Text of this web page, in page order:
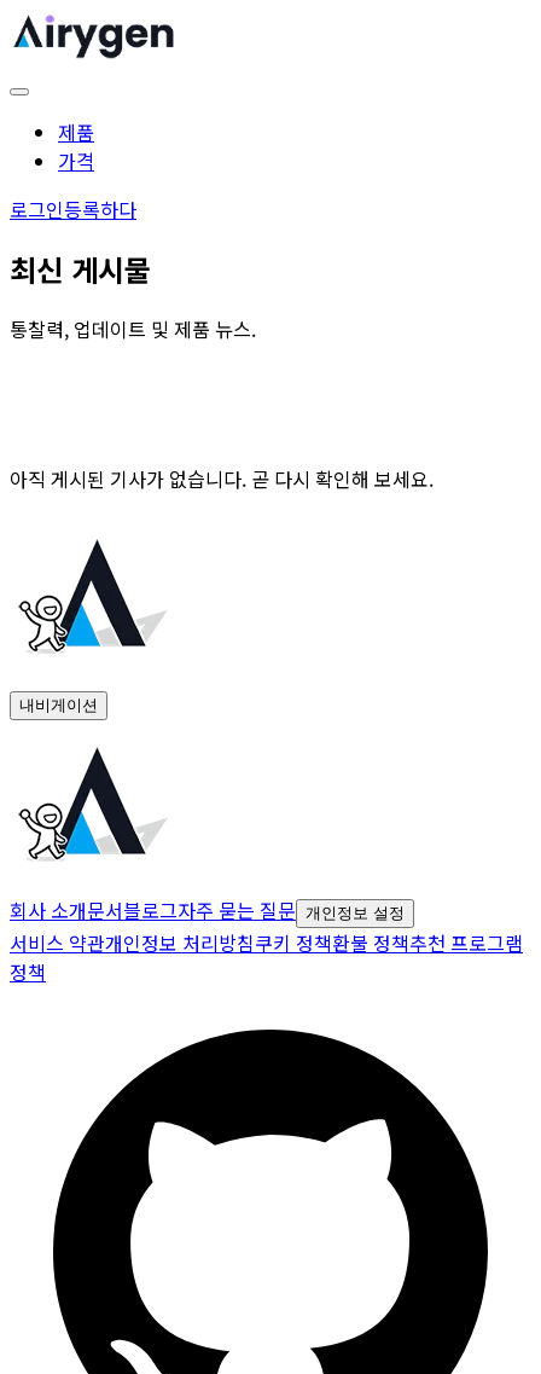
제품
가격
로그인등록하다
최신 게시물
통찰력, 업데이트 및 제품 뉴스.
아직 게시된 기사가 없습니다. 곧 다시 확인해 보세요.
내비게이션
회사 소개문서블로그자주 묻는 질문 개인정보 설정
서비스 약관개인정보 처리방침쿠키 정책환불 정책추천 프로그램
정책